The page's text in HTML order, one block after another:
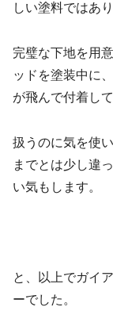
しい塗料ではあり
完璧な下地を用
ッドを塗装中に
が飛んで付着し
扱うのに気を使い
までとは少し違
い気もします。
と、以上でガイ
ーでした。